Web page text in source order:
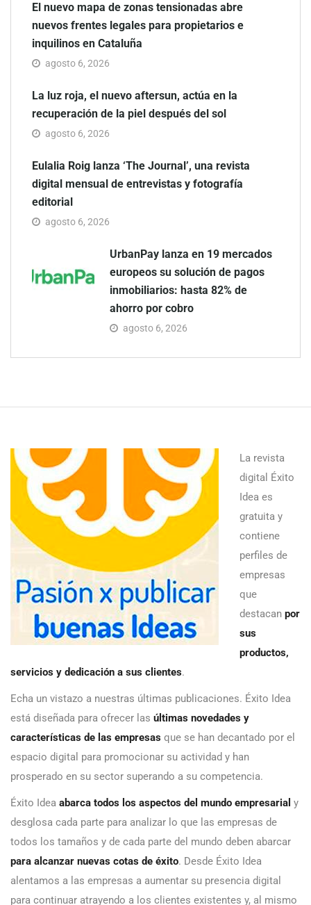
El nuevo mapa de zonas tensionadas abre
nuevos frentes legales para propietarios e
inquilinos en Cataluña
agosto 6, 2026
La luz roja, el nuevo aftersun, actúa en la
recuperación de la piel después del sol
agosto 6, 2026
Eulalia Roig lanza ‘The Journal’, una revista
digital mensual de entrevistas y fotografía
editorial
agosto 6, 2026
UrbanPay lanza en 19 mercados
europeos su solución de pagos
inmobiliarios: hasta 82% de
ahorro por cobro
agosto 6, 2026
La revista
digital Éxito
Idea es
gratuita y
contiene
perfiles de
empresas
que
destacan por
sus
productos,
servicios y dedicación a sus clientes.
Echa un vistazo a nuestras últimas publicaciones. Éxito Idea
está diseñada para ofrecer las últimas novedades y
características de las empresas que se han decantado por el
espacio digital para promocionar su actividad y han
prosperado en su sector superando a su competencia.
Éxito Idea abarca todos los aspectos del mundo empresarial y
desglosa cada parte para analizar lo que las empresas de
todos los tamaños y de cada parte del mundo deben abarcar
para alcanzar nuevas cotas de éxito. Desde Éxito Idea
alentamos a las empresas a aumentar su presencia digital
para continuar atrayendo a los clientes existentes y, al mismo